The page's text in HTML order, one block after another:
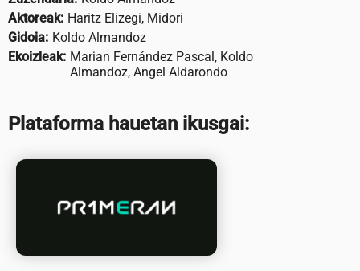
Aktoreak: Haritz Elizegi, Midori
Gidoia: Koldo Almandoz
Ekoizleak: Marian Fernández Pascal, Koldo
Almandoz, Angel Aldarondo
Plataforma hauetan ikusgai: